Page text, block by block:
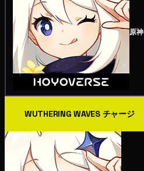
原神
WUTHERING WAVES チャージ